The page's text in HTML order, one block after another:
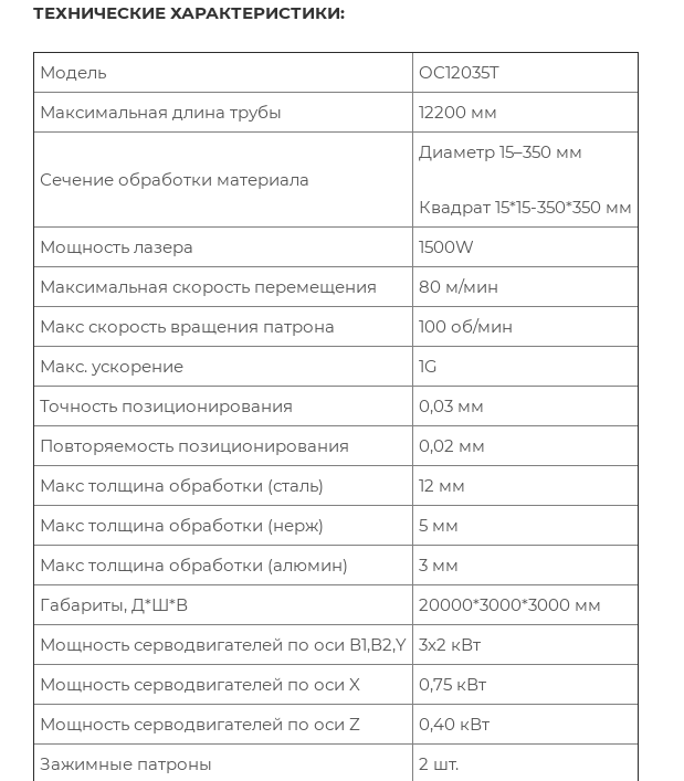
ТЕХНИЧЕСКИЕ ХАРАКТЕРИСТИКИ:
Модель
OC12035T
Максимальная длина трубы
12200 мм
Сечение обработки материала
Диаметр 15–350 мм
Квадрат 15*15-350*350 мм
Мощность лазера
1500W
Максимальная скорость перемещения
80 м/мин
Макс скорость вращения патрона
100 об/мин
Макс. ускорение
1G
Точность позиционирования
0,03 мм
Повторяемость позиционирования
0,02 мм
Макс толщина обработки (сталь)
12 мм
Макс толщина обработки (нерж)
5 мм
Макс толщина обработки (алюмин)
3 мм
Габариты, Д*Ш*В
20000*3000*3000 мм
Мощность серводвигателей по оси В1,В2,Y 3x2 кВт
Мощность серводвигателей по оси X
0,75 кВт
Мощность серводвигателей по оси Z
0,40 кВт
Зажимные патроны
2 шт.